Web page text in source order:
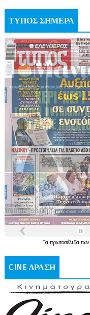
ΤΥΠΟΣ ΣΗΜΕΡΑ
Τα πρωτοσέλιδατων
CINE ΔΡΑΣΗ